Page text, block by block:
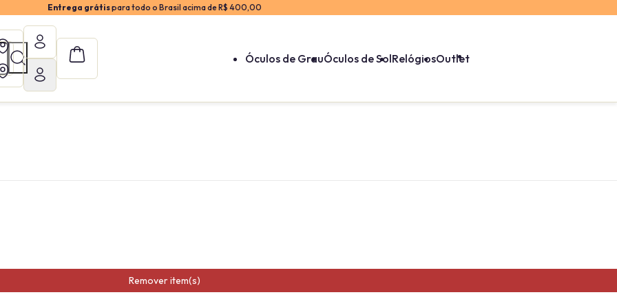
Entrega grátispara todo o Brasil acima de R$ 400,00
Óculos de GrauÓculos de SolRelógiosOutlet
Remover item(s)